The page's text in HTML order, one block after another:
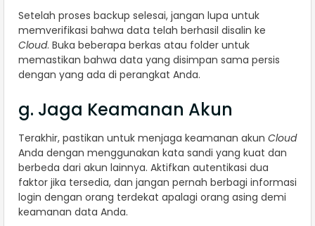
Setelah proses backup selesai, jangan lupa untuk
memverifikasi bahwa data telah berhasil disalin ke
Cloud. Buka beberapa berkas atau folder untuk
memastikan bahwa data yang disimpan sama persis
dengan yang ada di perangkat Anda.
g. Jaga Keamanan Akun
Terakhir, pastikan untuk menjaga keamanan akun Cloud
Anda dengan menggunakan kata sandi yang kuat dan
berbeda dari akun lainnya. Aktifkan autentikasi dua
faktor jika tersedia, dan jangan pernah berbagi informasi
login dengan orang terdekat apalagi orang asing demi
keamanan data Anda.